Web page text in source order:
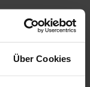
Über Cookies